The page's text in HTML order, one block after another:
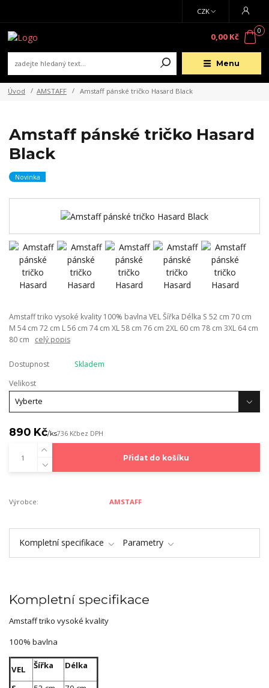
Menu
CZK
0
0,00 Kč
Úvod AMSTAFF Amstaff pánské tričko Hasard Black
Amstaff pánské tričko Hasard
Black
Novinka
Amstaff triko vysoké kvality 100% bavlna VEL Šířka Délka S 52 cm 70 cm
M 54 cm 72 cm L 56 cm 74 cm XL 58 cm 76 cm 2XL 60 cm 78 cm 3XL 64 cm
80 cm celý popis
Dostupnost
Skladem
Velikost
890 Kč/ks736 Kčbez DPH
Přidat do košíku
Výrobce: AMSTAFF
Kompletní specifikace Parametry
Kompletní specifikace
Amstaff triko vysoké kvality
100% bavlna
VEL Šířka Délka